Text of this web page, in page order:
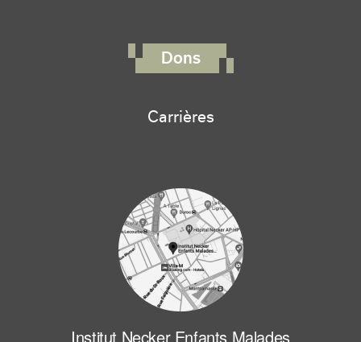
Dons
Carrières
Institut Necker Enfants Malades